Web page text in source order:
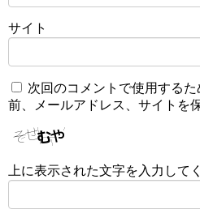
サイト
次回のコメントで使用する
前、メールアドレス、サイトを
上に表示された文字を入力して